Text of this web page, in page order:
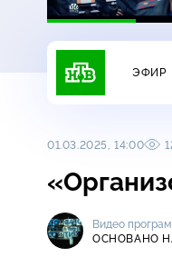
ЭФИР
01.03.2025, 14:00
Видео
ОСНОВАНО